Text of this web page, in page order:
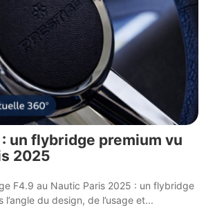
un flybridge premium vu
2025
F4.9 au Nautic Paris 2025 : un flybridge
l’angle du design, de l’usage et...